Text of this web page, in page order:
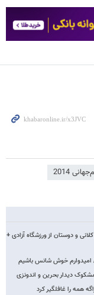
2014
و دوستان از ورزشگاه آزادی +
/ امیدوارم خوش شانس باشیم
دیدار بحرین و اندونزی
همه را غافلگیر کرد